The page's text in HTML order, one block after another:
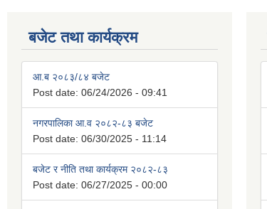
बजेट तथा कार्यक्रम
आ.ब २०८३/८४ बजेट
Post date: 06/24/2026 - 09:41
नगरपालिका आ.व २०८२-८३ बजेट
Post date: 06/30/2025 - 11:14
बजेट र नीति तथा कार्यक्रम २०८२-८३
Post date: 06/27/2025 - 00:00